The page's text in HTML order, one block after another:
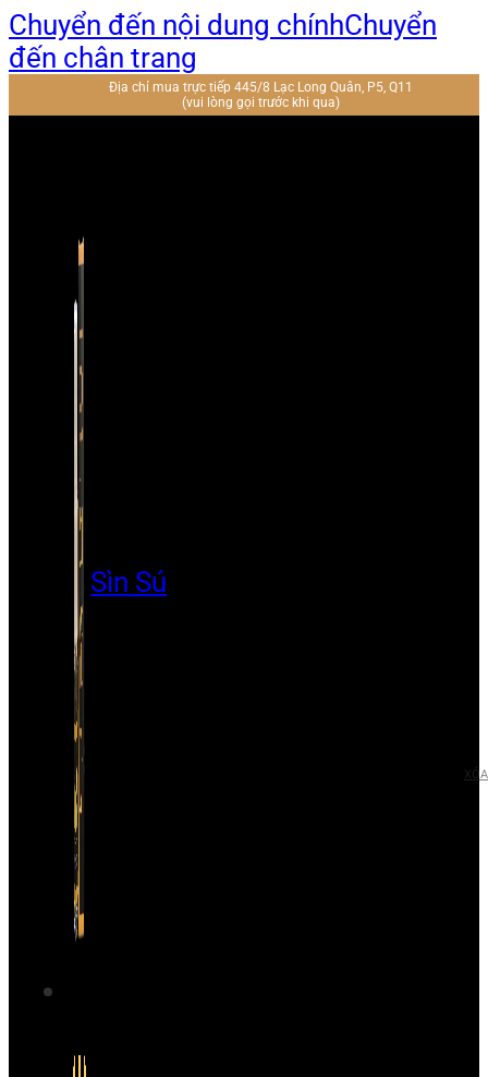
Chuyển đến nội dung chínhChuyển
đến chân trang
Địa chỉ mua trực tiếp 445/8 Lạc Long Quân, P5, Q11
(vui lòng gọi trước khi qua)
Sìn Sú
XÓA